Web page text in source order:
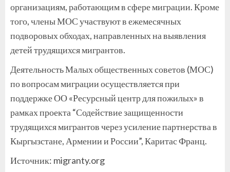
организациям, работающим в сфере миграции. Кроме
того, члены МОС участвуют в ежемесячных
подворовых обходах, направленных на выявления
детей трудящихся мигрантов.
Деятельность Малых общественных советов (МОС)
по вопросам миграции осуществляется при
поддержке ОО «Ресурсный центр для пожилых» в
рамках проекта “Содействие защищенности
трудящихся мигрантов через усиление партнерства в
Кыргызстане, Армении и России”, Каритас Франц.
Источник: migranty.org